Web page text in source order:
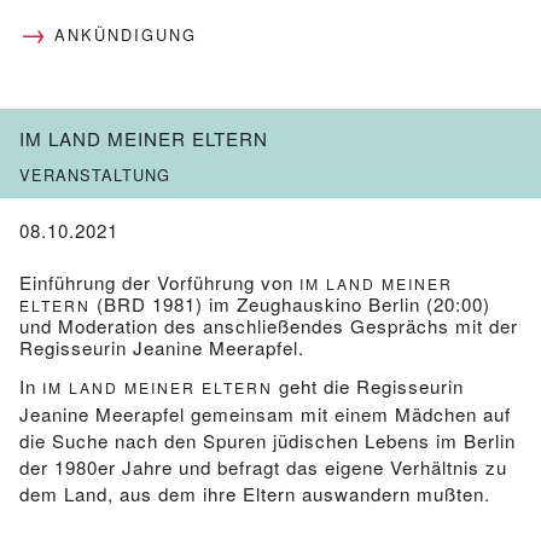
ANKÜNDIGUNG
IM LAND MEINER ELTERN
VERANSTALTUNG
08.10.2021
Einführung der Vorführung von IM LAND MEINER
ELTERN (BRD 1981) im Zeughauskino Berlin (20:00)
und Moderation des anschließendes Gesprächs mit der
Regisseurin Jeanine Meerapfel.
In IM LAND MEINER ELTERN geht die Regisseurin
Jeanine Meerapfel gemeinsam mit einem Mädchen auf
die Suche nach den Spuren jüdischen Lebens im Berlin
der 1980er Jahre und befragt das eigene Verhältnis zu
dem Land, aus dem ihre Eltern auswandern mußten.